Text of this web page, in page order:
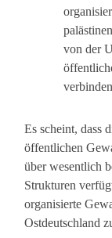
von der
Es scheint, dass
öffentlichen
über wesentlich
Strukturen
organisierte
Ostdeutschland